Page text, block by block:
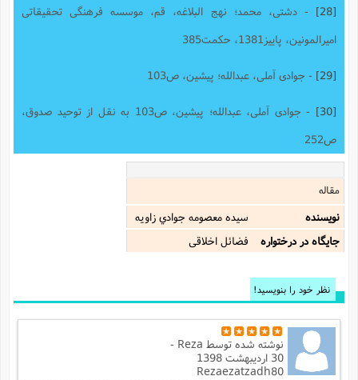
- دشتی، محمد؛ نهج البلاغه، قم، موسسه فرهنگی تحقیقاتی
امیرالمونین، پاییز1381، حکمت385
- جوادی آملی، عبدالله؛ پیشین، ص103
- جوادی آملی، عبدالله؛ پیشین، ص103 به نقل از توحید صدوق،
ص252
مقاله
نویسنده
سيده معصومه جوادي زاويه
جایگاه در درختواره
فضائل اخلاقی
نظر خود را بنویسید!
نوشته شده توسطReza -
30 اردیبهشت 1398
Rezaezatzadh80